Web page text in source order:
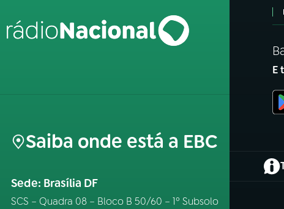
Saiba onde está a EBC
Sede: Brasília DF
SCS – Quadra 08 – Bloco B 50/60 – 1º Subsolo
E